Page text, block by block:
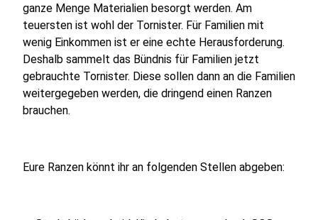
ganze Menge Materialien besorgt werden. Am
teuersten ist wohl der Tornister. Für Familien mit
wenig Einkommen ist er eine echte Herausforderung.
Deshalb sammelt das Bündnis für Familien jetzt
gebrauchte Tornister. Diese sollen dann an die Familien
weitergegeben werden, die dringend einen Ranzen
brauchen.
Eure Ranzen könnt ihr an folgenden Stellen abgeben: